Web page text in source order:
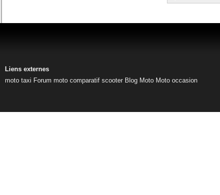
Liens externes
moto taxi Forum moto comparatif scooter Blog Moto Moto occasion